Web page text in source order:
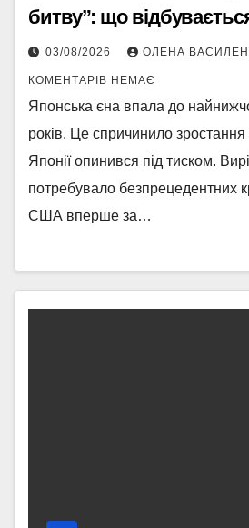
битву”: що
03/08/2026 ОЛЕНА
КОМЕНТАРІВ НЕМАЄ
Японська єна впала до
років. Це спричинило зростання
Японії опинився під тиском.
потребувало безпрецедентних
США вперше за…